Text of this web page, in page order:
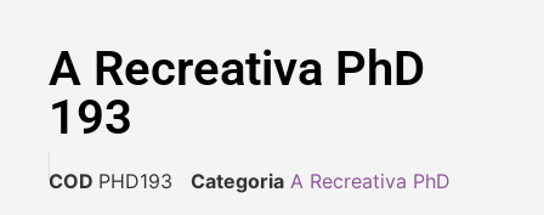
A Recreativa PhD
193
COD PHD193 Categoria A Recreativa PhD